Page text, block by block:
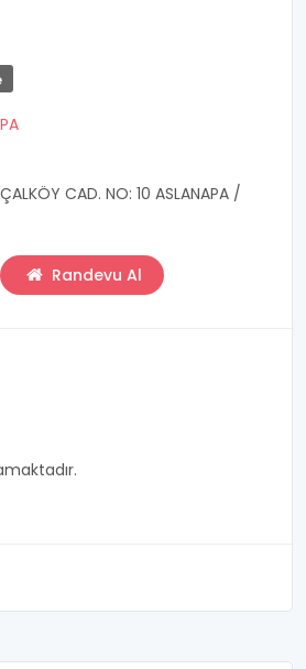
CAD. NO: 10 ASLANAPA /
Randevu Al